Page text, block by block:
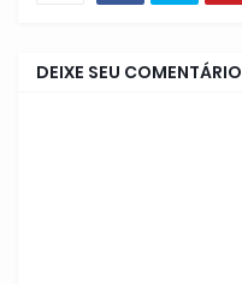
DEIXE SEU COMENTÁRIO